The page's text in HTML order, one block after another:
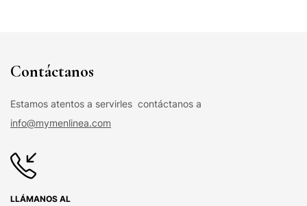
Contáctanos
Estamos atentos a servirles contáctanos a
info@mymenlinea.com
LLÁMANOS AL